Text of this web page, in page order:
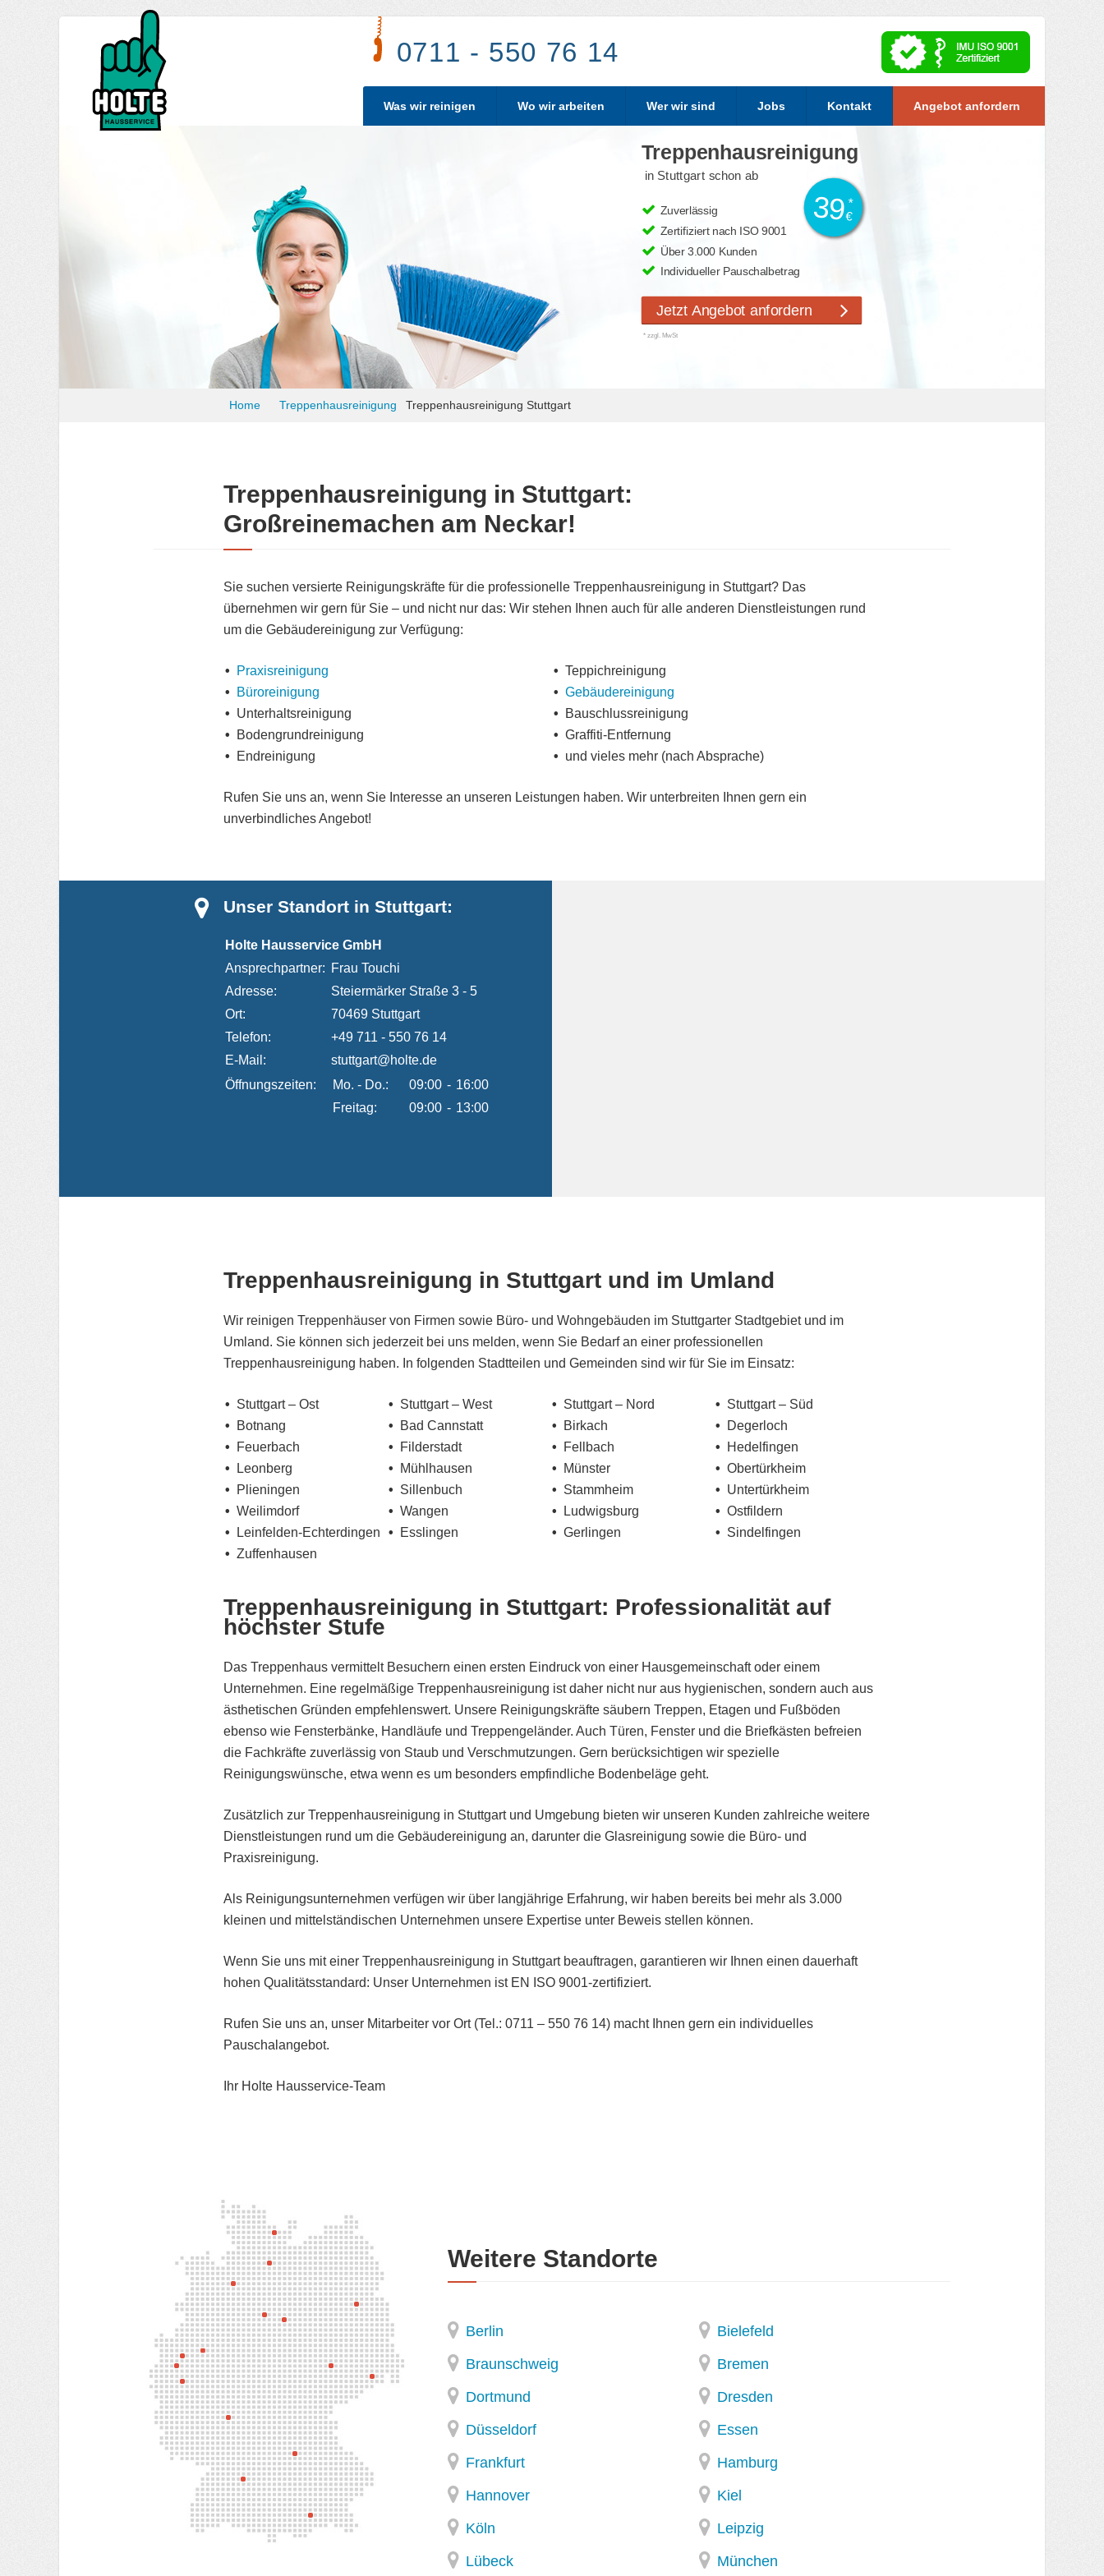
0711 - 550 76 14
Was wir reinigen Wo wir arbeiten Wer wir sind Jobs Kontakt Angebot anfordern
39€
*
Treppenhausreinigung
in Stuttgart schon ab
Zuverlässig
Zertifiziert nach ISO 9001
Über 3.000 Kunden
Individueller Pauschalbetrag
Jetzt Angebot anfordern
* zzgl. MwSt
Home Treppenhausreinigung Treppenhausreinigung Stuttgart
Treppenhausreinigung in Stuttgart:
Großreinemachen am Neckar!
Sie suchen versierte Reinigungskräfte für die professionelle Treppenhausreinigung in Stuttgart? Das
übernehmen wir gern für Sie – und nicht nur das: Wir stehen Ihnen auch für alle anderen Dienstleistungen rund
um die Gebäudereinigung zur Verfügung:
Praxisreinigung
Büroreinigung
Unterhaltsreinigung
Bodengrundreinigung
Endreinigung
Teppichreinigung
Gebäudereinigung
Bauschlussreinigung
Graffiti-Entfernung
und vieles mehr (nach Absprache)
Rufen Sie uns an, wenn Sie Interesse an unseren Leistungen haben. Wir unterbreiten Ihnen gern ein
unverbindliches Angebot!
Unser Standort in Stuttgart:
Holte Hausservice GmbH
Ansprechpartner: Frau Touchi
Adresse:
Steiermärker Straße 3 - 5
Ort:
70469 Stuttgart
Telefon:
+49 711 - 550 76 14
E-Mail:
stuttgart@holte.de
Öffnungszeiten:
Mo. - Do.: 09:00 - 16:00
Freitag:
09:00 - 13:00
Treppenhausreinigung in Stuttgart und im Umland
Wir reinigen Treppenhäuser von Firmen sowie Büro- und Wohngebäuden im Stuttgarter Stadtgebiet und im
Umland. Sie können sich jederzeit bei uns melden, wenn Sie Bedarf an einer professionellen
Treppenhausreinigung haben. In folgenden Stadtteilen und Gemeinden sind wir für Sie im Einsatz:
Stuttgart – Ost Stuttgart – West Stuttgart – Nord
Stuttgart – Süd
Botnang
Bad Cannstatt Birkach
Degerloch
Feuerbach
Filderstadt Fellbach
Hedelfingen
Leonberg
Mühlhausen Münster
Obertürkheim
Plieningen
Sillenbuch Stammheim
Untertürkheim
Weilimdorf
Wangen Ludwigsburg
Ostfildern
Leinfelden-Echterdingen
Esslingen Gerlingen
Sindelfingen
Zuffenhausen
Treppenhausreinigung in Stuttgart: Professionalität auf
höchster Stufe
Das Treppenhaus vermittelt Besuchern einen ersten Eindruck von einer Hausgemeinschaft oder einem
Unternehmen. Eine regelmäßige Treppenhausreinigung ist daher nicht nur aus hygienischen, sondern auch aus
ästhetischen Gründen empfehlenswert. Unsere Reinigungskräfte säubern Treppen, Etagen und Fußböden
ebenso wie Fensterbänke, Handläufe und Treppengeländer. Auch Türen, Fenster und die Briefkästen befreien
die Fachkräfte zuverlässig von Staub und Verschmutzungen. Gern berücksichtigen wir spezielle
Reinigungswünsche, etwa wenn es um besonders empfindliche Bodenbeläge geht.
Zusätzlich zur Treppenhausreinigung in Stuttgart und Umgebung bieten wir unseren Kunden zahlreiche weitere
Dienstleistungen rund um die Gebäudereinigung an, darunter die Glasreinigung sowie die Büro- und
Praxisreinigung.
Als Reinigungsunternehmen verfügen wir über langjährige Erfahrung, wir haben bereits bei mehr als 3.000
kleinen und mittelständischen Unternehmen unsere Expertise unter Beweis stellen können.
Wenn Sie uns mit einer Treppenhausreinigung in Stuttgart beauftragen, garantieren wir Ihnen einen dauerhaft
hohen Qualitätsstandard: Unser Unternehmen ist EN ISO 9001-zertifiziert.
Rufen Sie uns an, unser Mitarbeiter vor Ort (Tel.: 0711 – 550 76 14) macht Ihnen gern ein individuelles
Pauschalangebot.
Ihr Holte Hausservice-Team
Weitere Standorte
Berlin
Bielefeld
Braunschweig
Bremen
Dortmund
Dresden
Düsseldorf
Essen
Frankfurt
Hamburg
Hannover
Kiel
Köln
Leipzig
Lübeck
München